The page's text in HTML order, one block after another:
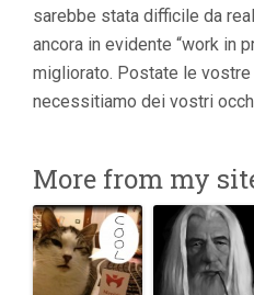
sarebbe stata difficile da
ancora in evidente “work in
migliorato. Postate le
necessitiamo dei vostri
More from my